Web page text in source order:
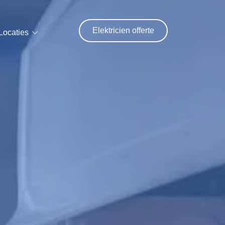
Elektricien offerte